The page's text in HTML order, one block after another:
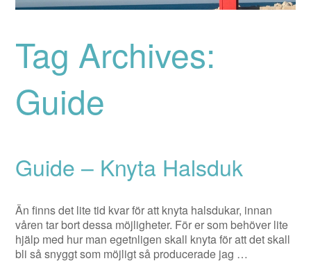
Tag Archives:
Guide
Guide – Knyta Halsduk
Än finns det lite tid kvar för att knyta halsdukar, innan
våren tar bort dessa möjligheter. För er som behöver lite
hjälp med hur man egetnligen skall knyta för att det skall
bli så snyggt som möjligt så producerade jag …